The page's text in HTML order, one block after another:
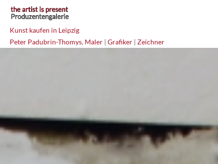
Kunst kaufen in Leipzig
Peter Padubrin-Thomys, Maler | Grafiker | Zeichner